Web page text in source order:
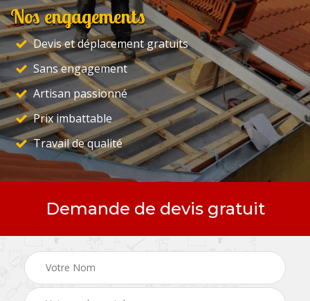
Nos engagements
Devis et déplacement gratuits
Sans engagement
Artisan passionné
Prix imbattable
Travail de qualité
Demande de devis gratuit